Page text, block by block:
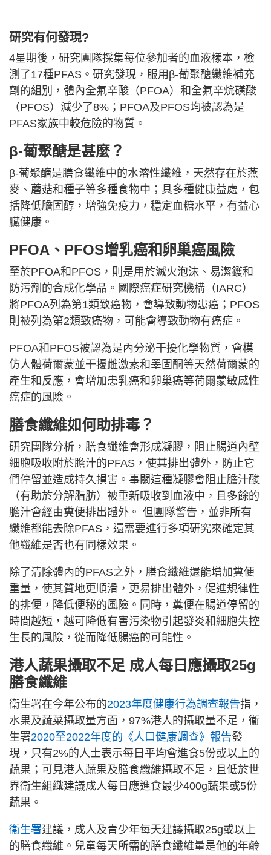
研究有何發現?
4星期後，研究團隊採集每位參加者的血液樣本，檢
測了17種PFAS。研究發現，服用β-葡聚醣纖維補充
劑的組別，體內全氟辛酸（PFOA）和全氟辛烷磺酸
（PFOS）減少了8%；PFOA及PFOS均被認為是
PFAS家族中較危險的物質。
β-葡聚醣是甚麼？
β-葡聚醣是膳食纖維中的水溶性纖維，天然存在於燕
麥、蘑菇和種子等多種食物中；具多種健康益處，包
括降低膽固醇，增強免疫力，穩定血糖水平，有益心
臟健康。
PFOA、PFOS增乳癌和卵巢癌風險
至於PFOA和PFOS，則是用於滅火泡沫、易潔鑊和
防污劑的合成化學品。國際癌症研究機構（IARC）
將PFOA列為第1類致癌物，會導致動物患癌；PFOS
則被列為第2類致癌物，可能會導致動物有癌症。
PFOA和PFOS被認為是內分泌干擾化學物質，會模
仿人體荷爾蒙並干擾雌激素和睪固酮等天然荷爾蒙的
產生和反應，會增加患乳癌和卵巢癌等荷爾蒙敏感性
癌症的風險。
膳食纖維如何助排毒？
研究團隊分析，膳食纖維會形成凝膠，阻止腸道內壁
細胞吸收附於膽汁的PFAS，使其排出體外，防止它
們停留並造成持久損害。事關這種凝膠會阻止膽汁酸
（有助於分解脂肪）被重新吸收到血液中，且多餘的
膽汁會經由糞便排出體外。 但團隊警告，並非所有
纖維都能去除PFAS，還需要進行多項研究來確定其
他纖維是否也有同樣效果。
除了清除體內的PFAS之外，膳食纖維還能增加糞便
重量，使其質地更順滑，更易排出體外，促進規律性
的排便，降低便秘的風險。同時，糞便在腸道停留的
時間越短，越可降低有害污染物引起發炎和細胞失控
生長的風險，從而降低腸癌的可能性。
港人蔬果攝取不足 成人每日應攝取25g
膳食纖維
衞生署在今年公布的2023年度健康行為調查報告指，
水果及蔬菜攝取量方面，97%港人的攝取量不足，衞
生署2020至2022年度的《人口健康調查》報告發
現，只有2%的人士表示每日平均會進食5份或以上的
蔬果；可見港人蔬果及膳食纖維攝取不足，且低於世
界衞生組織建議成人每日應進食最少400g蔬果或5份
蔬果。
衞生署建議，成人及青少年每天建議攝取25g或以上
的膳食纖維。兒童每天所需的膳食纖維量是他的年齡